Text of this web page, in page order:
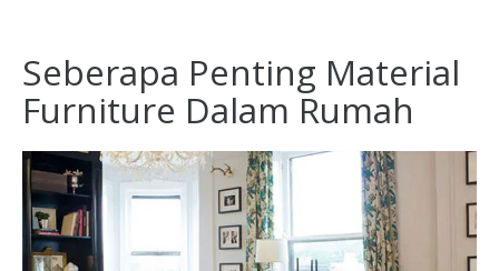
Seberapa Penting Material
Furniture Dalam Rumah